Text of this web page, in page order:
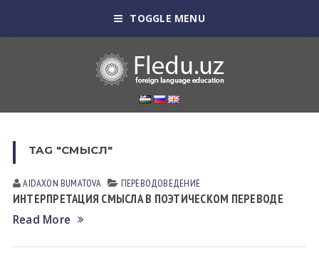
TOGGLE MENU
TAG "СМЫСЛ"
AIDAXON BUMATOVA ПЕРЕВОДОВЕДЕНИЕ
ИНТЕРПРЕТАЦИЯ СМЫСЛА В ПОЭТИЧЕСКОМ ПЕРЕВОДЕ
Read More